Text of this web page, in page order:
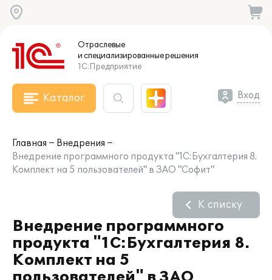
Отраслевые
и специализированныерешения
1С:Предприятие
Каталог Вход
Главная
Внедрения
Внедрение программного продукта "1С:Бухгалтерия 8.
Комплект на 5 пользователей" в ЗАО "Софит"
Внедрение программного
продукта "1С:Бухгалтерия 8.
Комплект на 5
К списку